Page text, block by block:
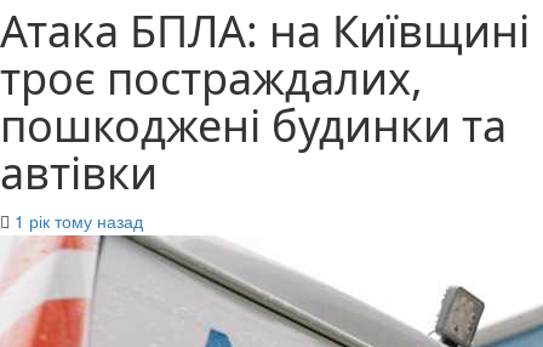
Атака БПЛА: на Київщині
троє постраждалих,
пошкоджені будинки та
автівки
1 рік тому назад